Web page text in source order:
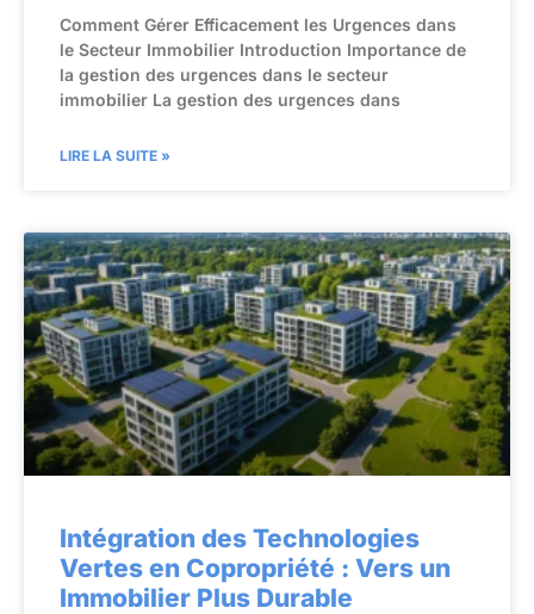
Comment Gérer Efficacement les Urgences dans
le Secteur Immobilier Introduction Importance de
la gestion des urgences dans le secteur
immobilier La gestion des urgences dans
LIRE LA SUITE »
Intégration des Technologies
Vertes en Copropriété : Vers un
Immobilier Plus Durable